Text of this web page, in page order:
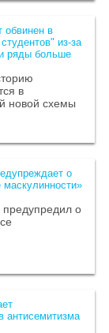
обвинен в
из-за
ряды больше
в
новой схемы
о
о
антисемитизма